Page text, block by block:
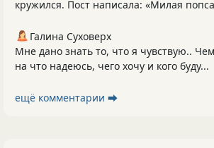
кружился. Пост написала: «Милая
Галина Суховерх
Мне дано знать то, что я чувствую..
на что надеюсь, чего хочу и кого буду...
ещё комментарии ⮕